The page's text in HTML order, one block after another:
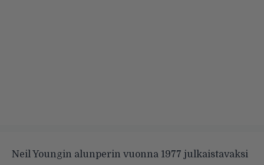
Neil Youngin alunperin vuonna 1977 julkaistavaksi